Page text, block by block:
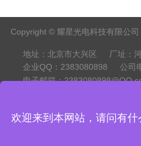
Copyright © 耀星光电科技有限公司
地址：北京市大兴区
厂址：
企业QQ：2383080898
公司
电子邮箱：
欢迎来到本网站，请问有什